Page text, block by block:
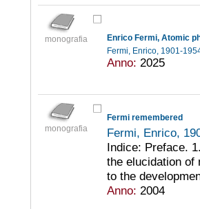
monografia
Enrico Fermi, Atomic
Fermi, Enrico, 1901-
Anno: 2025
monografia
Fermi remembered
Fermi, Enrico,
Indice: Preface.
the elucidation of
to the
Anno: 2004